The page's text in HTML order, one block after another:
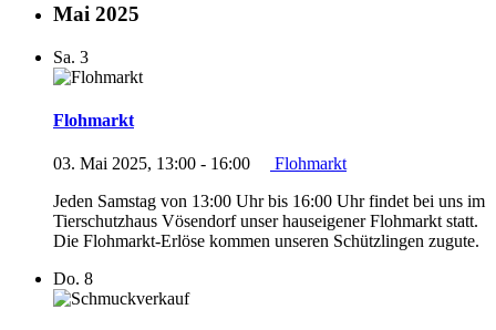
Mai 2025
Sa. 3
Flohmarkt
03. Mai 2025, 13:00 - 16:00
Flohmarkt
Jeden Samstag von 13:00 Uhr bis 16:00 Uhr findet bei uns im
Tierschutzhaus Vösendorf unser hauseigener Flohmarkt statt.
Die Flohmarkt-Erlöse kommen unseren Schützlingen zugute.
Do. 8